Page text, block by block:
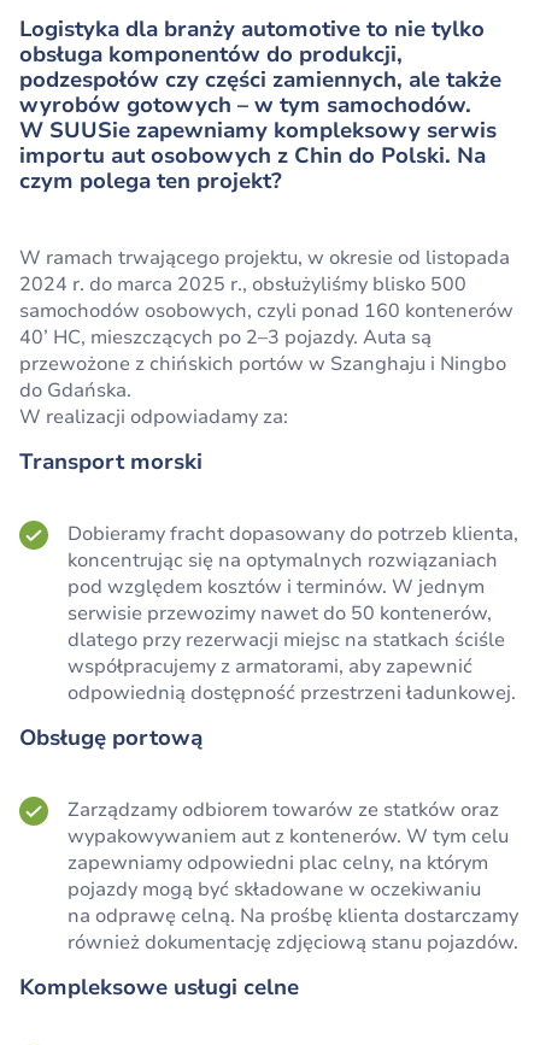
Logistyka dla branży automotive to nie tylko
obsługa komponentów do produkcji,
podzespołów czy części zamiennych, ale także
wyrobów gotowych – w tym samochodów.
W SUUSie zapewniamy kompleksowy serwis
importu aut osobowych z Chin do Polski. Na
czym polega ten projekt?
W ramach trwającego projektu, w okresie od listopada
2024 r. do marca 2025 r., obsłużyliśmy blisko 500
samochodów osobowych, czyli ponad 160 kontenerów
40’ HC, mieszczących po 2–3 pojazdy. Auta są
przewożone z chińskich portów w Szanghaju i Ningbo
do Gdańska.
W realizacji odpowiadamy za:
Transport morski
Dobieramy fracht dopasowany do potrzeb klienta,
koncentrując się na optymalnych rozwiązaniach
pod względem kosztów i terminów. W jednym
serwisie przewozimy nawet do 50 kontenerów,
dlatego przy rezerwacji miejsc na statkach ściśle
współpracujemy z armatorami, aby zapewnić
odpowiednią dostępność przestrzeni ładunkowej.
Obsługę portową
Zarządzamy odbiorem towarów ze statków oraz
wypakowywaniem aut z kontenerów. W tym celu
zapewniamy odpowiedni plac celny, na którym
pojazdy mogą być składowane w oczekiwaniu
na odprawę celną. Na prośbę klienta dostarczamy
również dokumentację zdjęciową stanu pojazdów.
Kompleksowe usługi celne